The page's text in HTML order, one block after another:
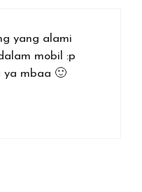
yang alami
mobil :p
ya mbaa 🙂